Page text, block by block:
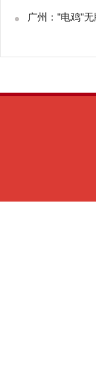
广州："电鸡"